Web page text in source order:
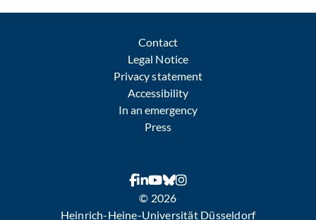
Contact
Legal Notice
Privacy statement
Accessibility
In an emergency
Press
© 2026
Heinrich-Heine-Universität Düsseldorf